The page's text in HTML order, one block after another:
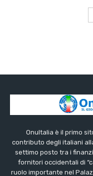
OnuItalia è il primo
contributo degli italiani
settimo posto tra i
fornitori occidentali di
ruolo importante nel